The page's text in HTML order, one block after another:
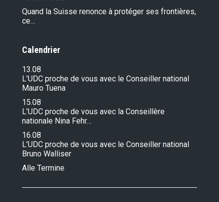
Quand la Suisse renonce à protéger ses frontières,
ce…
Calendrier
13.08
L’UDC proche de vous avec le Conseiller national
Mauro Tuena
15.08
L’UDC proche de vous avec la Conseillère
nationale Nina Fehr…
16.08
L’UDC proche de vous avec le Conseiller national
Bruno Walliser
Alle Termine